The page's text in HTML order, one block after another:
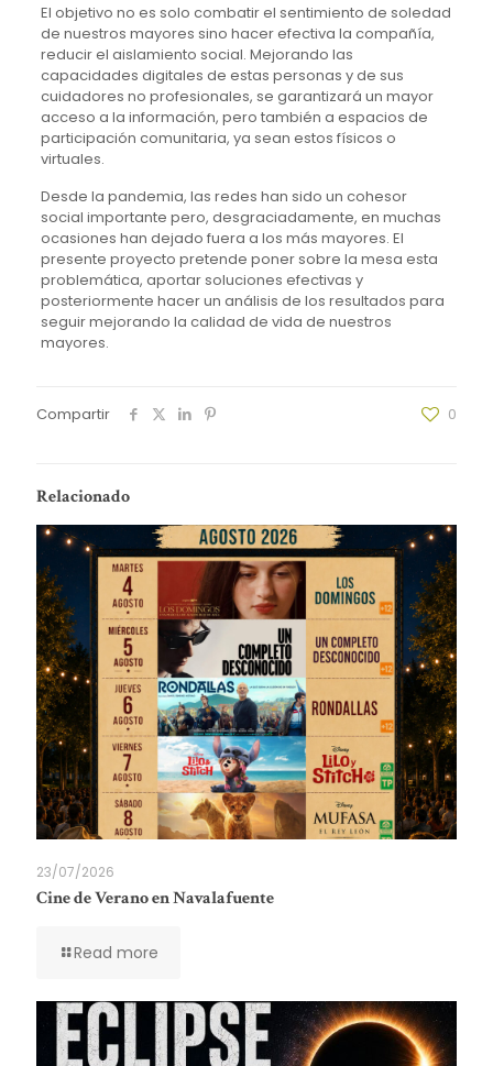
El objetivo no es solo combatir el sentimiento de soledad
de nuestros mayores sino hacer efectiva la compañía,
reducir el aislamiento social. Mejorando las
capacidades digitales de estas personas y de sus
cuidadores no profesionales, se garantizará un mayor
acceso a la información, pero también a espacios de
participación comunitaria, ya sean estos físicos o
virtuales.
Desde la pandemia, las redes han sido un cohesor
social importante pero, desgraciadamente, en muchas
ocasiones han dejado fuera a los más mayores. El
presente proyecto pretende poner sobre la mesa esta
problemática, aportar soluciones efectivas y
posteriormente hacer un análisis de los resultados para
seguir mejorando la calidad de vida de nuestros
mayores.
Compartir 0
Relacionado
23/07/2026
Cine de Verano en Navalafuente
Read more